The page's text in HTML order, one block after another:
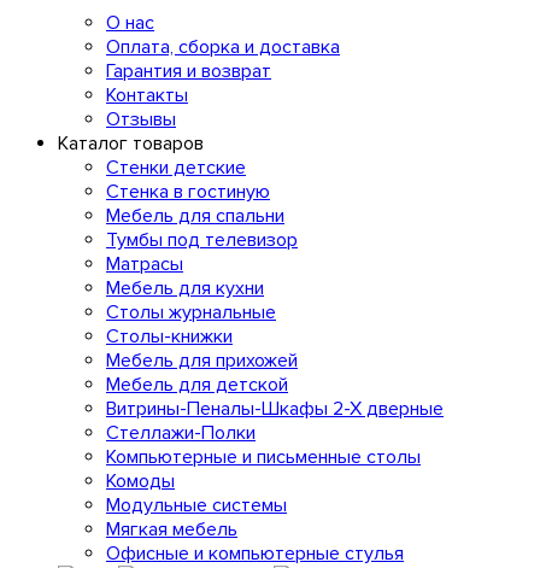
О нас
Оплата, сборка и доставка
Гарантия и возврат
Контакты
Отзывы
Каталог товаров
Стенки детские
Стенка в гостиную
Мебель для спальни
Тумбы под телевизор
Матрасы
Мебель для кухни
Столы журнальные
Столы-книжки
Мебель для прихожей
Мебель для детской
Витрины-Пеналы-Шкафы 2-Х дверные
Стеллажи-Полки
Компьютерные и письменные столы
Комоды
Модульные системы
Мягкая мебель
Офисные и компьютерные стулья